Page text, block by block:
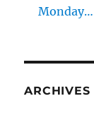
Monday…
ARCHIVES